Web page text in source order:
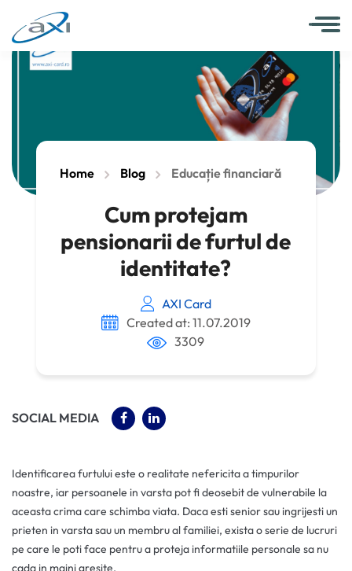
Home Blog Educație financiară
Cum protejam
pensionarii de furtul de
identitate?
AXI Card
Created at: 11.07.2019
3309
SOCIAL MEDIA (OPENS IN A NEW TAB)
(OPENS IN A NEW TAB)
Identificarea furtului este o realitate nefericita a timpurilor
noastre, iar persoanele in varsta pot fi deosebit de vulnerabile la
aceasta crima care schimba viata. Daca esti senior sau ingrijesti un
prieten in varsta sau un membru al familiei, exista o serie de lucruri
pe care le poti face pentru a proteja informatiile personale sa nu